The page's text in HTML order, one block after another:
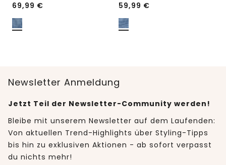
69,99 € 59,99 €
Newsletter Anmeldung
Jetzt Teil der Newsletter-Community werden!
Bleibe mit unserem Newsletter auf dem Laufenden:
Von aktuellen Trend-Highlights über Styling-Tipps
bis hin zu exklusiven Aktionen - ab sofort verpasst
du nichts mehr!